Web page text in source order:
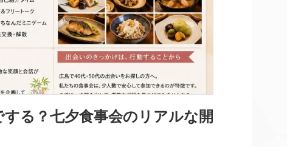
る？七夕食事会のリアルな開